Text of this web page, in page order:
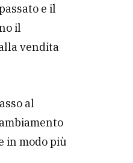
e il
il
vendita
al
in modo più